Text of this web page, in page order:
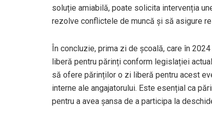
soluție amiabilă, poate solicita intervenția
rezolve conflictele de muncă și să asigure
În concluzie, prima zi de școală, care în
liberă pentru părinți conform legislației
să ofere părinților o zi liberă pentru acest
interne ale angajatorului. Este esențial ca
pentru a avea șansa de a participa la